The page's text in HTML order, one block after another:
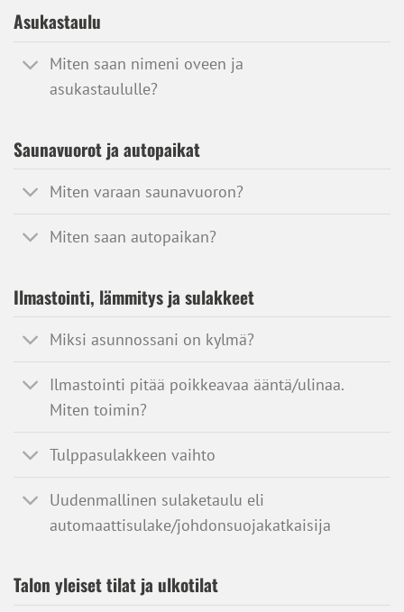
Asukastaulu
Miten saan nimeni oveen ja
asukastaululle?
Saunavuorot ja autopaikat
Miten varaan saunavuoron?
Miten saan autopaikan?
Ilmastointi, lämmitys ja sulakkeet
Miksi asunnossani on kylmä?
Ilmastointi pitää poikkeavaa ääntä/ulinaa.
Miten toimin?
Tulppasulakkeen vaihto
Uudenmallinen sulaketaulu eli
automaattisulake/johdonsuojakatkaisija
Talon yleiset tilat ja ulkotilat